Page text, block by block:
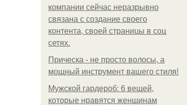
компании сейчас неразрывно
связана с создание своего
контента, своей страницы в соц
сетях.
Прическа - не просто волосы, а
мощный инструмент вашего стиля!
Мужской гардероб: 6 вещей,
которые нравятся женщинам